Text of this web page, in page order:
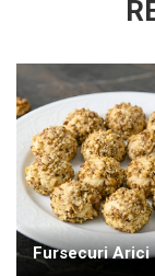
Fursecuri Arici